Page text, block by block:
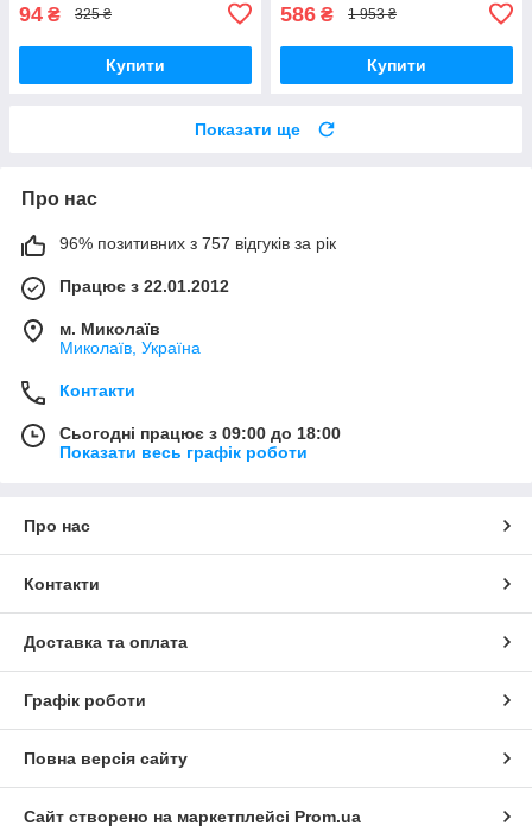
94 ₴ 325 ₴
Купити
586 ₴ 1 953 ₴
Купити
Показати ще
Про нас
96% позитивних з 757 відгуків за рік
Працює з 22.01.2012
м. Миколаїв
Миколаїв, Україна
Контакти
Сьогодні працює з 09:00 до 18:00
Показати весь графік роботи
Про нас
Контакти
Доставка та оплата
Графік роботи
Повна версія сайту
Сайт створено на маркетплейсі Prom.ua